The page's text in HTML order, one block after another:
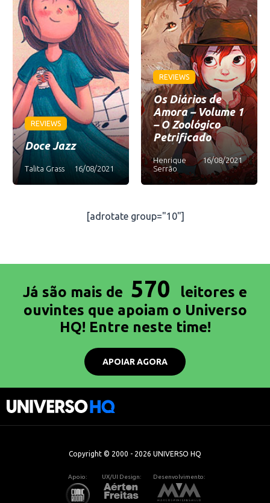
REVIEWS
Doce Jazz
Talita Grass 16/08/2021
REVIEWS
Os Diários de
Amora – Volume 1
– O Zoológico
Petrificado
Henrique
Serrão
16/08/2021
[adrotate group="10"]
Já são mais de 570
leitores e
ouvintes que apoiam o Universo
HQ! Entre neste time!
APOIAR AGORA
Copyright © 2000 - 2026 UNIVERSO HQ
Apoio: UX/UI Design: Desenvolvimento: